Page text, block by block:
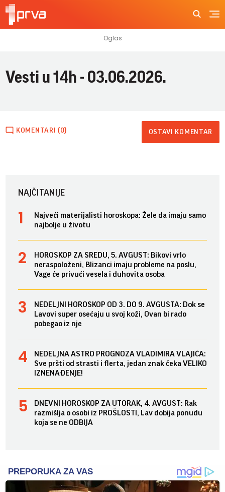
Vesti u 14h - 03.06.2026.
KOMENTARI (0) OSTAVI KOMENTAR
NAJČITANIJE
Najveći materijalisti horoskopa: Žele da imaju samo
najbolje u životu
HOROSKOP ZA SREDU, 5. AVGUST: Bikovi vrlo
neraspoloženi, Blizanci imaju probleme na poslu,
Vage će privući vesela i duhovita osoba
NEDELJNI HOROSKOP OD 3. DO 9. AVGUSTA: Dok se
Lavovi super osećaju u svoj koži, Ovan bi rado
pobegao iz nje
NEDELJNA ASTRO PROGNOZA VLADIMIRA VLAJIĆA:
Sve pršti od strasti i flerta, jedan znak čeka VELIKO
IZNENAĐENJE!
DNEVNI HOROSKOP ZA UTORAK, 4. AVGUST: Rak
razmišlja o osobi iz PROŠLOSTI, Lav dobija ponudu
koja se ne ODBIJA